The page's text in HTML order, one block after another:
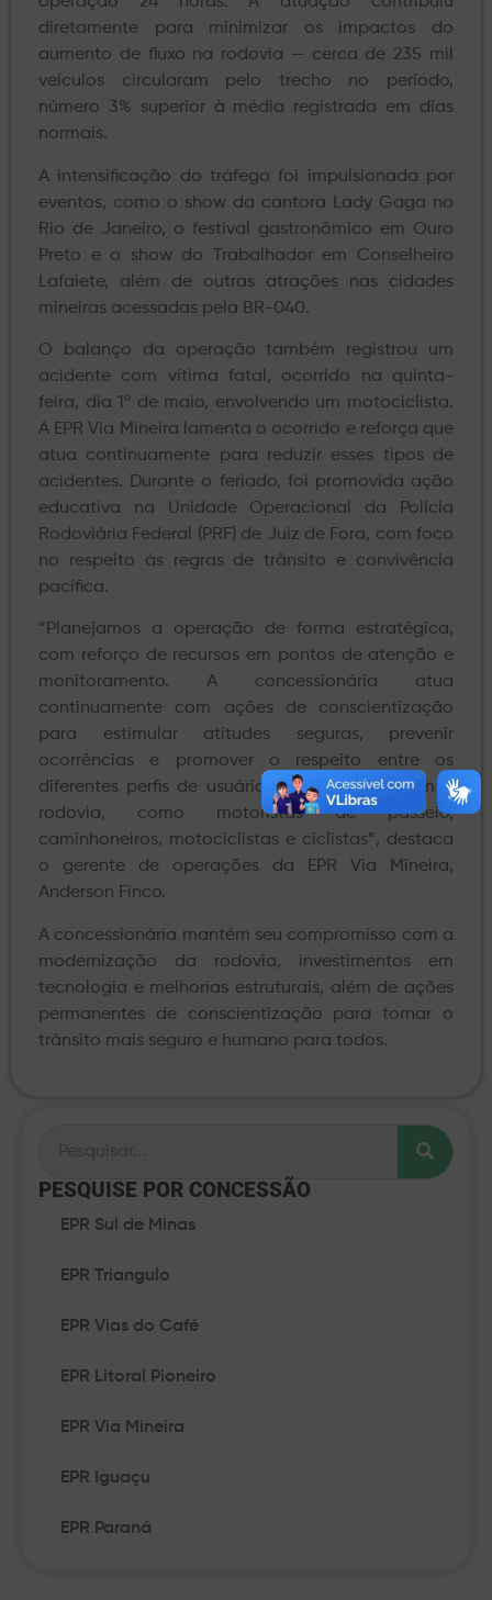
PESQUISE POR CONCESSÃO​
EPR Sul de Minas
EPR Triangulo
EPR Vias do Café
EPR Litoral Pioneiro
EPR Via Mineira
EPR Iguaçu
EPR Paraná
diretamente para minimizar os impactos do
aumento de fluxo na rodovia — cerca de 235 mil
veículos circularam pelo trecho no período,
número 3% superior à média registrada em dias
normais.
A intensificação do tráfego foi impulsionada por
eventos, como o show da cantora Lady Gaga no
Rio de Janeiro, o festival gastronômico em Ouro
Preto e o show do Trabalhador em Conselheiro
Lafaiete, além de outras atrações nas cidades
mineiras acessadas pela BR-040.
O balanço da operação também registrou um
acidente com vítima fatal, ocorrido na quinta-
feira, dia 1º de maio, envolvendo um motociclista.
A EPR Via Mineira lamenta o ocorrido e reforça que
atua continuamente para reduzir esses tipos de
acidentes. Durante o feriado, foi promovida ação
educativa na Unidade Operacional da Polícia
Rodoviária Federal (PRF) de Juiz de Fora, com foco
no respeito às regras de trânsito e convivência
pacífica.
“Planejamos a operação de forma estratégica,
com reforço de recursos em pontos de atenção e
monitoramento. A concessionária atua
continuamente com ações de conscientização
para estimular atitudes seguras, prevenir
ocorrências e promover o respeito entre os
diferentes perfis de usuários que compartilham a
rodovia, como motoristas de passeio,
caminhoneiros, motociclistas e ciclistas”, destaca
o gerente de operações da EPR Via Mineira,
Anderson Finco.
A concessionária mantém seu compromisso com a
modernização da rodovia, investimentos em
tecnologia e melhorias estruturais, além de ações
permanentes de conscientização para tornar o
trânsito mais seguro e humano para todos.